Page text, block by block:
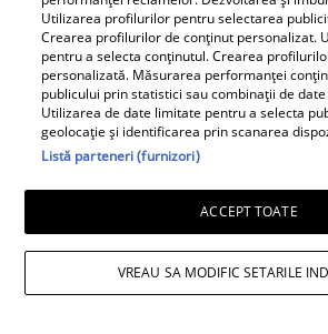
actuală dintre
și Dan Alexa.
extraconjugală
dus la divorțul
însă nimeni nu
se întâmplă în
Este în culmea
devenit mamă
oară și a
imagine cu fiul
Utilizarea profilurilor pentru selectarea
Crearea profilurilor de conținut personalizat.
pentru a selecta conținutul. Crearea
personalizată. Măsurarea performanței
publicului prin statistici sau combinații de
Utilizarea de date limitate pentru a selecta
geolocație și identificarea prin scanarea
Listă parteneri (furnizori)
ACCEPT TOATE
VREAU SA MODIFIC SETARILE